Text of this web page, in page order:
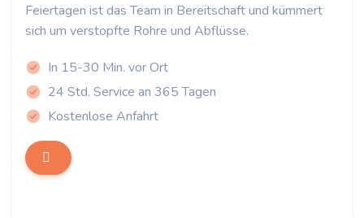
Feiertagen ist das Team in Bereitschaft und kümmert
sich um verstopfte Rohre und Abflüsse.
In 15-30 Min. vor Ort
24 Std. Service an 365 Tagen
Kostenlose Anfahrt